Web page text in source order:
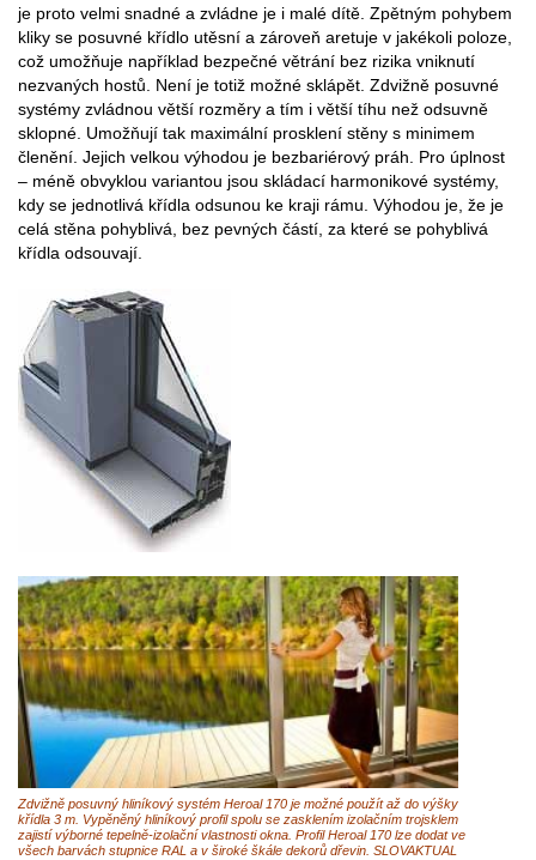
je proto velmi snadné a zvládne je i malé dítě. Zpětným pohybem
kliky se posuvné křídlo utěsní a zároveň aretuje v jakékoli poloze,
což umožňuje například bezpečné větrání bez rizika vniknutí
nezvaných hostů. Není je totiž možné sklápět. Zdvižně posuvné
systémy zvládnou větší rozměry a tím i větší tíhu než odsuvně
sklopné. Umožňují tak maximální prosklení stěny s minimem
členění. Jejich velkou výhodou je bezbariérový práh. Pro úplnost
– méně obvyklou variantou jsou skládací harmonikové systémy,
kdy se jednotlivá křídla odsunou ke kraji rámu. Výhodou je, že je
celá stěna pohyblivá, bez pevných částí, za které se pohyblivá
křídla odsouvají.
Zdvižně posuvný hliníkový systém Heroal 170 je možné použít až do výšky
křídla 3 m. Vypěněný hliníkový profil spolu se zasklením izolačním trojsklem
zajistí výborné tepelně-izolační vlastnosti okna. Profil Heroal 170 lze dodat ve
všech barvách stupnice RAL a v široké škále dekorů dřevin. SLOVAKTUAL